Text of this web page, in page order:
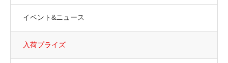
イベント&ニュース
入荷プライズ